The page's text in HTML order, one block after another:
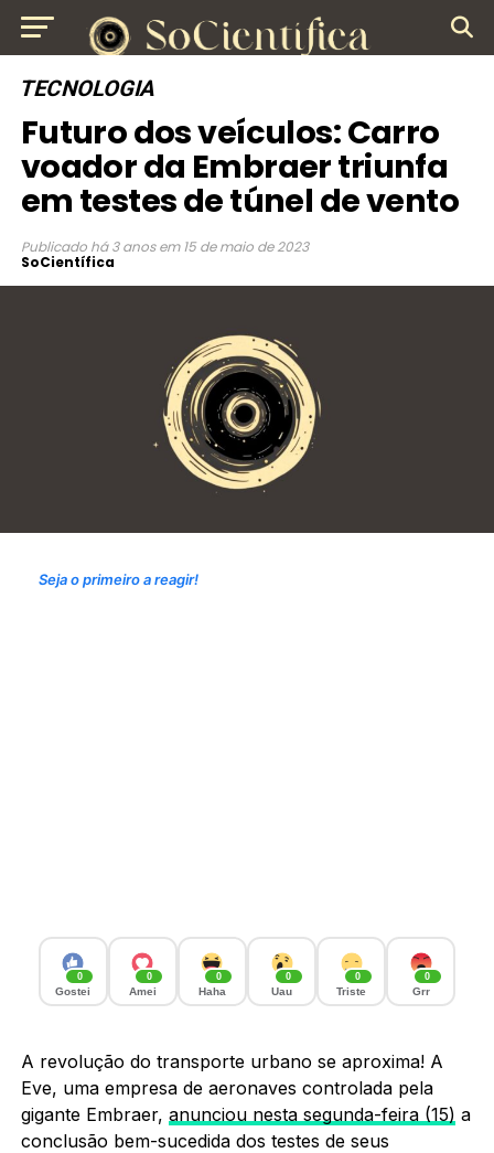
TECNOLOGIA
Futuro dos veículos: Carro
voador da Embraer triunfa
em testes de túnel de vento
Publicado há 3 anos em 15 de maio de 2023
SoCientífica
Seja o primeiro a reagir!
0
Gostei
0
Amei
0
Haha
0
Uau
0
Triste
0
Grr
A revolução do transporte urbano se aproxima! A
Eve, uma empresa de aeronaves controlada pela
gigante Embraer, anunciou nesta segunda-feira (15) a
conclusão bem-sucedida dos testes de seus